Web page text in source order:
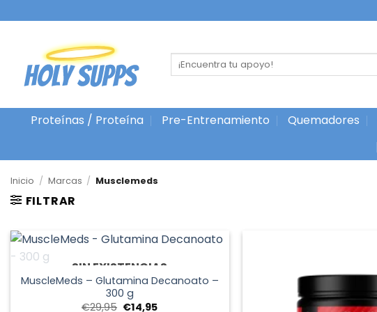
al
Buscar
por:
Proteínas / Proteína Pre-Entrenamiento Quemadores
Inicio / Marcas / Musclemeds
FILTRAR
+
SIN EXISTENCIAS
MuscleMeds – Glutamina Decanoato –
300 g
€29,95 El
€14,95El